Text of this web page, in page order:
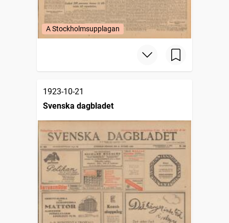
A Stockholmsupplagan
1923-10-21
Svenska dagbladet